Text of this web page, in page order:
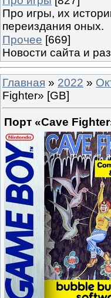
Про игры, их
переиздания оных.
Прочее [669]
Новости сайта и
Главная » 2022 »
Fighter» [GB]
Порт «Cave